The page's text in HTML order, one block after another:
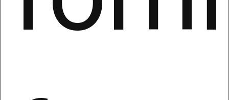
contabilità a un CRM completo
incluso aiuto e supporto dedicato a te
con tantissimo materiale formativo e sessioni di